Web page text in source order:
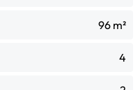
96 m²
4